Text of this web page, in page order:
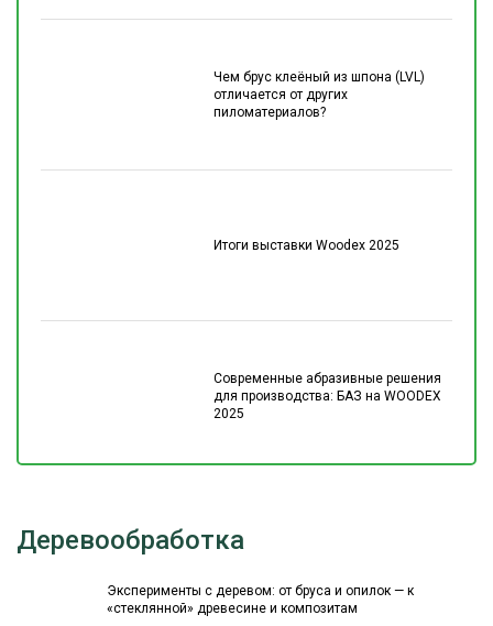
Чем брус клеёный из шпона (LVL)
отличается от других
пиломатериалов?
Итоги выставки Woodex 2025
Современные абразивные решения
для производства: БАЗ на WOODEX
2025
Деревообработка
Эксперименты с деревом: от бруса и опилок — к
«стеклянной» древесине и композитам